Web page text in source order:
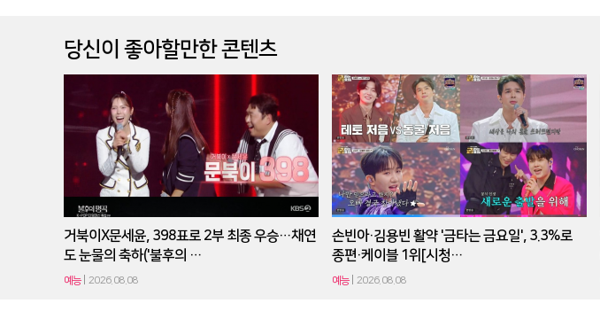
당신이 좋아할만한 콘텐츠
거북이X문세윤, 398표로 2부 최종 우승…채연
도 눈물의 축하('불후의 …
예능 2026.08.08
손빈아·김용빈 활약 '금타는 금요일', 3.3%로
종편·케이블 1위[시청…
예능 2026.08.08